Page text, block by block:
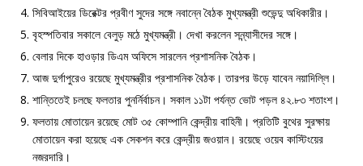
সিবিআইয়ের ডিরেক্টর প্রবীণ সুদের সঙ্গে নবান্নে বৈঠক মুখ্যমন্ত্রী শুভেন্দু অধিকারীর।
বৃহস্পতিবার সকালে বেলুড় মঠে মুখ্যমন্ত্রী। দেখা করলেন সন্ন্যাসীদের সঙ্গে।
বেলার দিকে হাওড়ার ডিএম অফিসে সারলেন প্রশাসনিক বৈঠক।
আজ দুর্গাপুরেও রয়েছে মুখ্যমন্ত্রীর প্রশাসনিক বৈঠক। তারপর উড়ে যাবেন নয়াদিল্লি।
শান্তিতেই চলছে ফলতার পুনর্নির্বাচন। সকাল ১১টা পর্যন্ত ভোট পড়ল ৪২.৮৩ শতাংশ।
ফলতায় মোতায়েন রয়েছে মোট ৩৫ কোম্পানি কেন্দ্রীয় বাহিনী। প্রতিটি বুথের সুরক্ষায়
মোতায়েন করা হয়েছে এক সেকশন করে কেন্দ্রীয় জওয়ান। রয়েছে ওয়েব কাস্টিংয়ের
নজরদারি।